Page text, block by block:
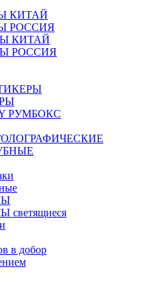
КИТАЙ
РОССИЯ
КИТАЙ
РОССИЯ
РУМБОКС
светящиеся
в добор